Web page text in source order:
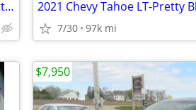
2017 Chevy Corvette Grand Sport-Rare/Pretty Black Rose in color,only 1
7/30 97k mi
$7,950